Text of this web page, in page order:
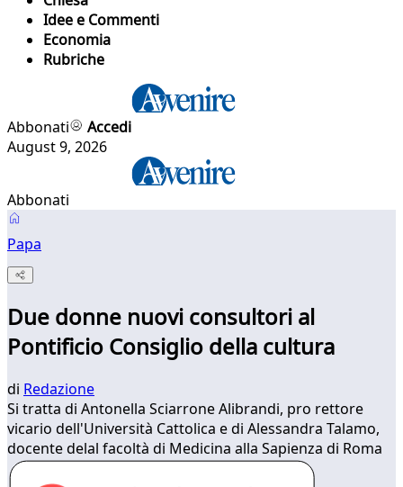
Idee e Commenti
Economia
Rubriche
Abbonati
Accedi
August 9, 2026
Abbonati
Papa
Due donne nuovi consultori al
Pontificio Consiglio della cultura
di Redazione
Si tratta di Antonella Sciarrone Alibrandi, pro rettore
vicario dell'Università Cattolica e di Alessandra Talamo,
docente delal facoltà di Medicina alla Sapienza di Roma